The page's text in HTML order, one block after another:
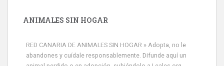
ANIMALES SIN HOGAR
RED CANARIA DE ANIMALES SIN HOGAR » Adopta, no le
abandones y cuídale responsablemente. Difunde aquí un